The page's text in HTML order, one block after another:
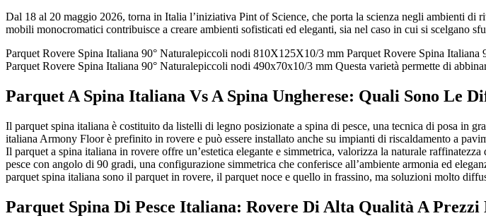
Dal 18 al 20 maggio 2026, torna in Italia l’iniziativa Pint of Science, che porta la scienza negli ambienti
mobili monocromatici contribuisce a creare ambienti sofisticati ed eleganti, sia nel caso in cui si scelgano
Parquet Rovere Spina Italiana 90° Naturalepiccoli nodi 810X125X10/3 mm Parquet Rovere Spina
Parquet Rovere Spina Italiana 90° Naturalepiccoli nodi 490x70x10/3 mm Questa varietà permette di
Parquet A Spina Italiana Vs A Spina Ungherese: Quali Sono Le
Il parquet spina italiana è costituito da listelli di legno posizionate a spina di pesce, una tecnica di posa in
italiana Armony Floor è prefinito in rovere e può essere installato anche su impianti di riscaldamento a
Il parquet a spina italiana in rovere offre un’estetica elegante e simmetrica, valorizza la naturale
pesce con angolo di 90 gradi, una configurazione simmetrica che conferisce all’ambiente armonia ed
parquet spina italiana sono il parquet in rovere, il parquet noce e quello in frassino, ma soluzioni molto
Parquet Spina Di Pesce Italiana: Rovere Di Alta Qualità A